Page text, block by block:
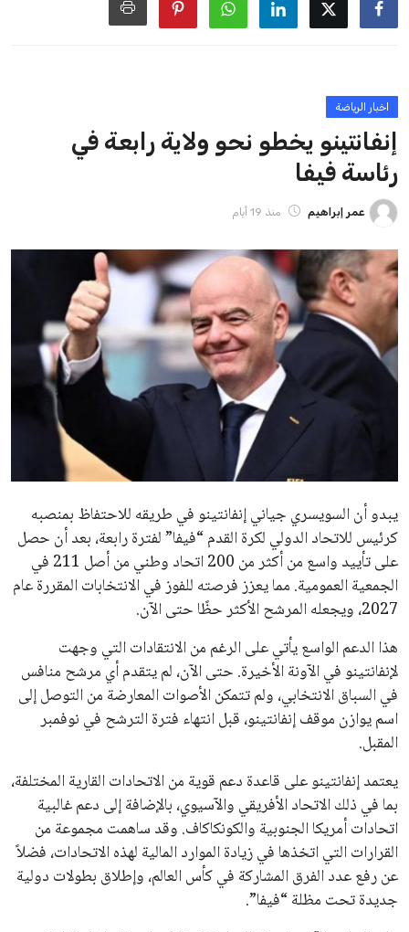
ايوا مصر
الاخبار الشائعة
إنفانتينو يخطو نحو ولاية رابعة في رئاسة فيفا
عمر إبراهيم
مستثمر هندي بريطاني يسعى لامتلاك حصة
عمر إبراهيم 22 يوليو 2026
تحقق من قهوتك المغشوشة 7 علامات تدل
على جودتها قبل أول رشفة
خالد فؤاد 18 يوليو 2026
القائمة البريدية
انضم إلى قائمة المشتركين لدينا لتحصل على أحدث الأخبار، التحديثات
والعروض الخاصة مباشرة في صندوق بريدك
اشتراك
جميع الحقوق محفوظة لموقعنا ايوا مصر